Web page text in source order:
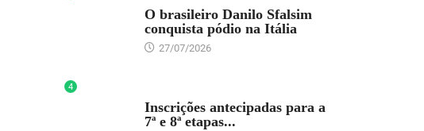
O brasileiro Danilo Sfalsim
conquista pódio na Itália
27/07/2026
4
Inscrições antecipadas para a
7ª e 8ª etapas...